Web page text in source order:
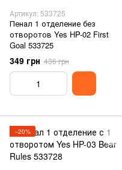
Артикул: 533725
Пенал 1 отделение без
отворотов Yes HP-02 First
Goal 533725
349 грн 436 грн
−20%